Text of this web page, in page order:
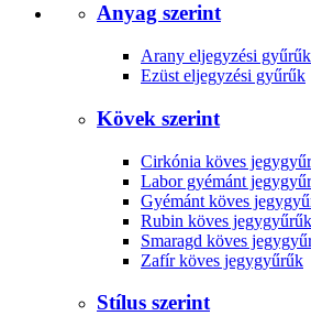
Anyag szerint
Arany eljegyzési gyűrűk
Ezüst eljegyzési gyűrűk
Kövek szerint
Cirkónia köves
Labor gyémánt
Gyémánt köves
Rubin köves jegygyűrűk
Smaragd köves
Zafír köves jegygyűrűk
Stílus szerint